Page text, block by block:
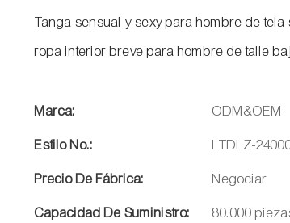
Tanga sensual y sexy para hombre de
ropa interior breve para hombre de talle
Marca:
ODM&OEM
Estilo No.:
LTDLZ-
Precio De Fábrica:
Negociar
Capacidad De Suministro:
80.000